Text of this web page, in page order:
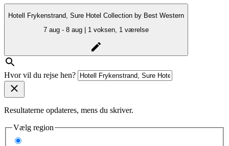
Hotell Frykenstrand, Sure Hotel Collection by Best Western
7 aug - 8 aug | 1 voksen, 1 værelse
Hvor vil du rejse hen?
Resultaterne opdateres, mens du skriver.
Vælg region